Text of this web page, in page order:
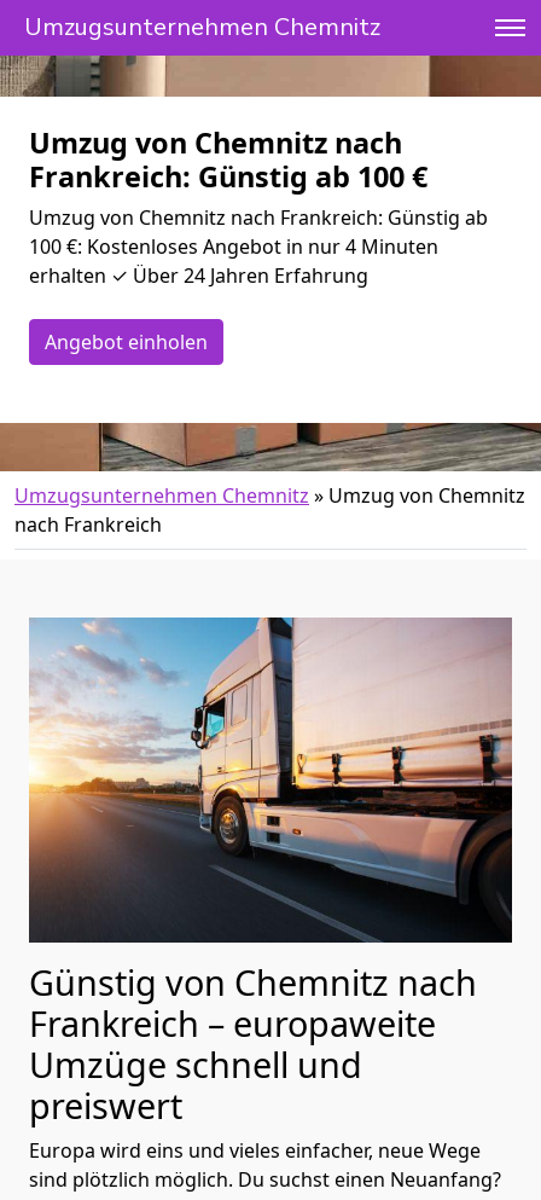
Umzugsunternehmen Chemnitz
Umzug von Chemnitz nach
Frankreich: Günstig ab 100 €
Umzug von Chemnitz nach Frankreich: Günstig ab
100 €: Kostenloses Angebot in nur 4 Minuten
erhalten ✓ Über 24 Jahren Erfahrung
Angebot einholen
Umzugsunternehmen Chemnitz » Umzug von Chemnitz
nach Frankreich
Günstig von Chemnitz nach
Frankreich – europaweite
Umzüge schnell und
preiswert
Europa wird eins und vieles einfacher, neue Wege
sind plötzlich möglich. Du suchst einen Neuanfang?